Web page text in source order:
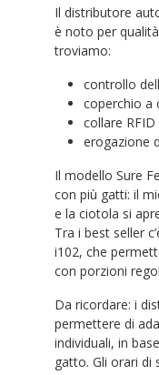
Il distributore
è noto per
troviamo:
controllo
coperchio a
collare RFID
erogazione
Il modello Sure
con più gatti: il
e la ciotola si
Tra i best seller
i102, che
con porzioni
Da ricordare: i
permettere di
individuali, in
gatto. Gli orari di